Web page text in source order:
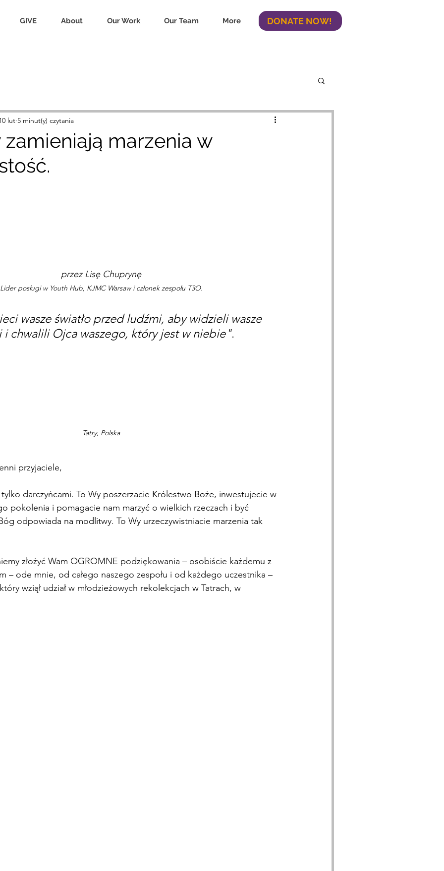
GIVE About Our Work Our Team More DONATE NOW!
zamieniają marzenia w
lut 5 minut(y) czytania
przez Lisę Chuprynę
Lider posługi w Youth Hub, KJMC Warsaw i członek zespołu T3O.
wasze światło przed ludźmi, aby widzieli wasze
i chwalili Ojca waszego, który jest w niebie".
Tatry, Polska
przyjaciele,
darczyńcami. To Wy poszerzacie Królestwo Boże, inwestujecie w
pokolenia i pomagacie nam marzyć o wielkich rzeczach i być
odpowiada na modlitwy. To Wy urzeczywistniacie marzenia tak
złożyć Wam OGROMNE podziękowania – osobiście każdemu z
– ode mnie, od całego naszego zespołu i od każdego uczestnika –
wziął udział w młodzieżowych rekolekcjach w Tatrach, w